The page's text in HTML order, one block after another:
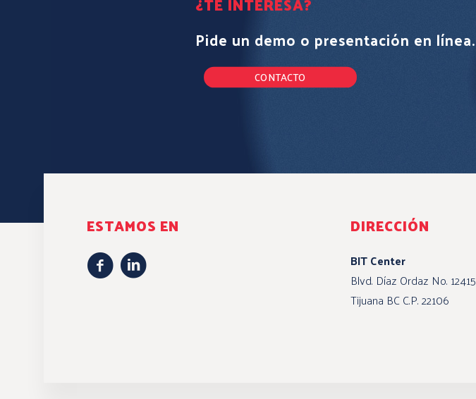
Pide un demo o presentación en línea.
CONTACTO
ESTAMOS EN DIRECCIÓN
BIT Center
Blvd. Díaz Ordaz No. 12415
Tijuana BC C.P. 22106